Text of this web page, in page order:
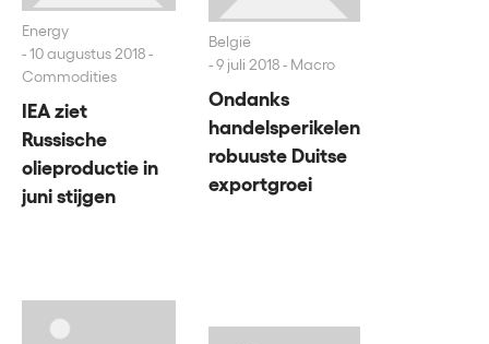
Energy
10 augustus 2018 -
Commodities
IEA ziet
Russische
olieproductie in
juni stijgen
België
9 juli 2018 - Macro
Ondanks
handelsperikelen
robuuste Duitse
exportgroei